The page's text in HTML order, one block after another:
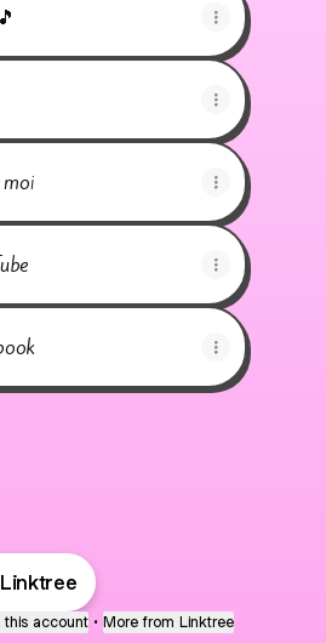
moi
this account • More from Linktree